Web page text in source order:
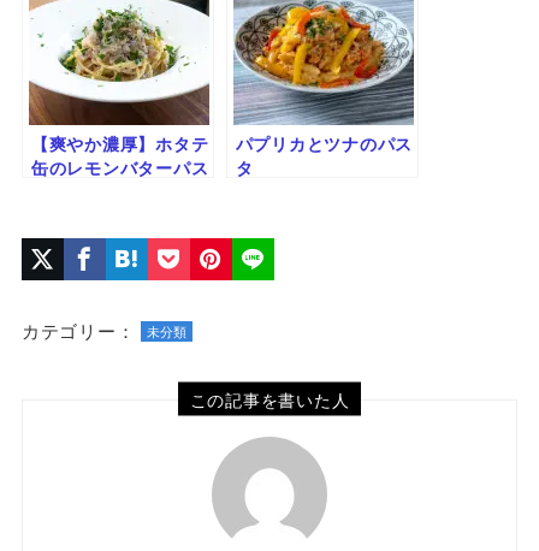
【爽やか濃厚】ホタテ
缶のレモンバターパス
パプリカとツナのパス
タ
カテゴリー： 未分類
この記事を書いた人